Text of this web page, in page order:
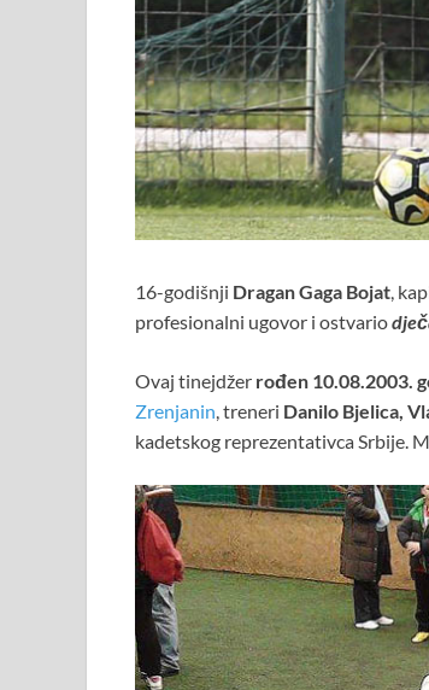
16-godišnji Dragan Gaga Bojat ,
profesionalni ugovor i ostvario
Ovaj tinejdžer rođen 10.08.2003.
Zrenjanin , treneri Danilo Bjelica,
kadetskog reprezentativca Srbije.